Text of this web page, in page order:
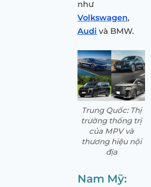
như
Volkswagen,
Audi và BMW.
Trung Quốc: Thị
trường thống trị
của MPV và
thương hiệu nội
địa
Nam Mỹ: